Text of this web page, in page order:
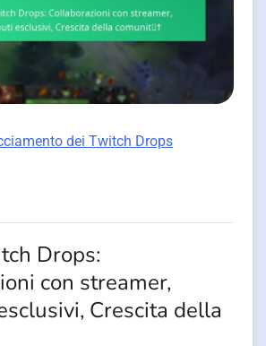
dei Twitch Drops
Drops:
con streamer,
Crescita della